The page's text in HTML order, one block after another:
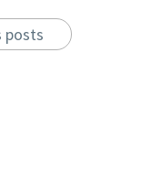
posts